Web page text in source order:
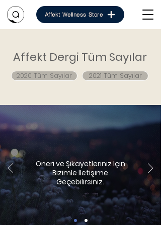
Affekt Wellness Store
Affekt Dergi Tüm Sayılar
2020 Tüm Sayılar 2021 Tüm Sayılar
Öneri ve Şikayetleriniz İçin
Bizimle İletişime
Geçebilirsiniz.